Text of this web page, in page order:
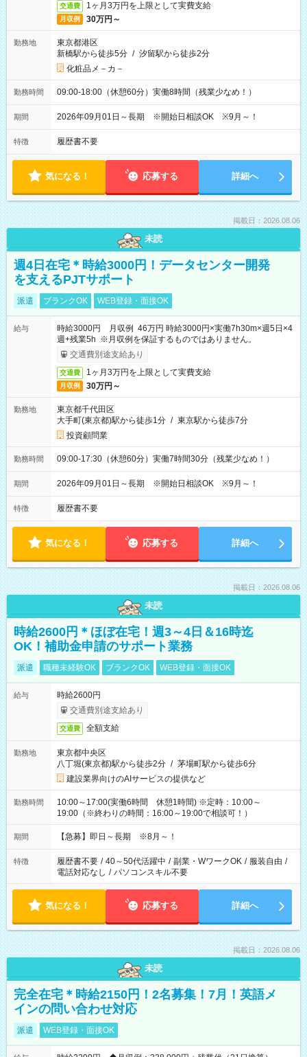
交通費 1ヶ月3万円を上限として実費支給
月収例 30万円～
勤務地
東京都港区
新橋駅から徒歩5分 / 汐留駅から徒歩2分
化粧品メ－カ－
勤務時間 09:00-18:00（休憩60分）実働8時間（残業少なめ！）
期間 2026年09月01日～長期 ※開始日相談OK ※9月～！
特徴 履歴書不要
気になる！ 応募する 詳細へ
掲載日：2026.08.06
未読
週4日在宅＊時給3000円！データセンター開発
を支えるPJTサポート
派遣 ブランクOK WEB登録・面接OK
給与
時給3000円 月収例 46万円 時給3000円×実働7h30m×週5日×4
週+残業5h ※月収例を保証するものではありません。
交通費別途支給あり
交通費 1ヶ月3万円を上限として実費支給
月収例 30万円～
勤務地
東京都千代田区
大手町(東京都)駅から徒歩1分 / 東京駅から徒歩7分
投資顧問業
勤務時間 09:00-17:30（休憩60分）実働7時間30分（残業少なめ！）
期間 2026年09月01日～長期 ※開始日相談OK ※9月～！
特徴 履歴書不要
気になる！ 応募する 詳細へ
掲載日：2026.08.06
未読
時給2600円＊ほぼ在宅！週3～4日＆16時迄
OK！補助金申請のサポート業務
派遣 職種未経験OK ブランクOK WEB登録・面接OK
給与
時給2600円
交通費別途支給あり
交通費 全額支給
勤務地
東京都中央区
八丁堀(東京都)駅から徒歩2分 / 茅場町駅から徒歩6分
建設業界向けのAIサービスの提供など
勤務時間
10:00～17:00(実働6時間 休憩1時間) ※定時：10:00～
19:00（※終わりの時間：16:00～19:00で相談可！）
期間 【急募】即日～長期 ※8月～！
特徴 履歴書不要 / 40～50代活躍中 / 副業・WワークOK / 服装自由 /
電話対応なし / パソコンスキル不要
気になる！ 応募する 詳細へ
掲載日：2026.08.06
未読
完全在宅＊時給2150円！2名募集！7月！英語メ
インの問い合わせ対応
派遣 WEB登録・面接OK